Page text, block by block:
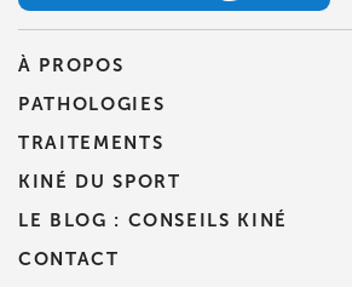
PRENEZ RDV SUR
À PROPOS
PATHOLOGIES
TRAITEMENTS
KINÉ DU SPORT
LE BLOG : CONSEILS KINÉ
CONTACT